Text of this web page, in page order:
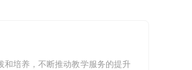
和培养，不断推动教学服务的提升